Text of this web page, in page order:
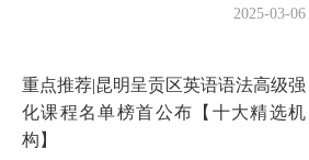
2025-03-06
重点推荐|昆明呈贡区英语语法高级强
化课程名单榜首公布【十大精选机
构】